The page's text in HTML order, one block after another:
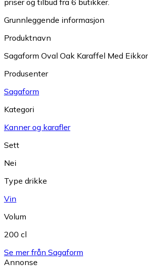
priser og tilbud fra 6 butikker.
Grunnleggende informasjon
Produktnavn
Sagaform Oval Oak Karaffel Med
Produsenter
Sagaform
Kategori
Kanner og karafler
Sett
Nei
Type drikke
Vin
Volum
200 cl
Se mer från Sagaform
Annonse